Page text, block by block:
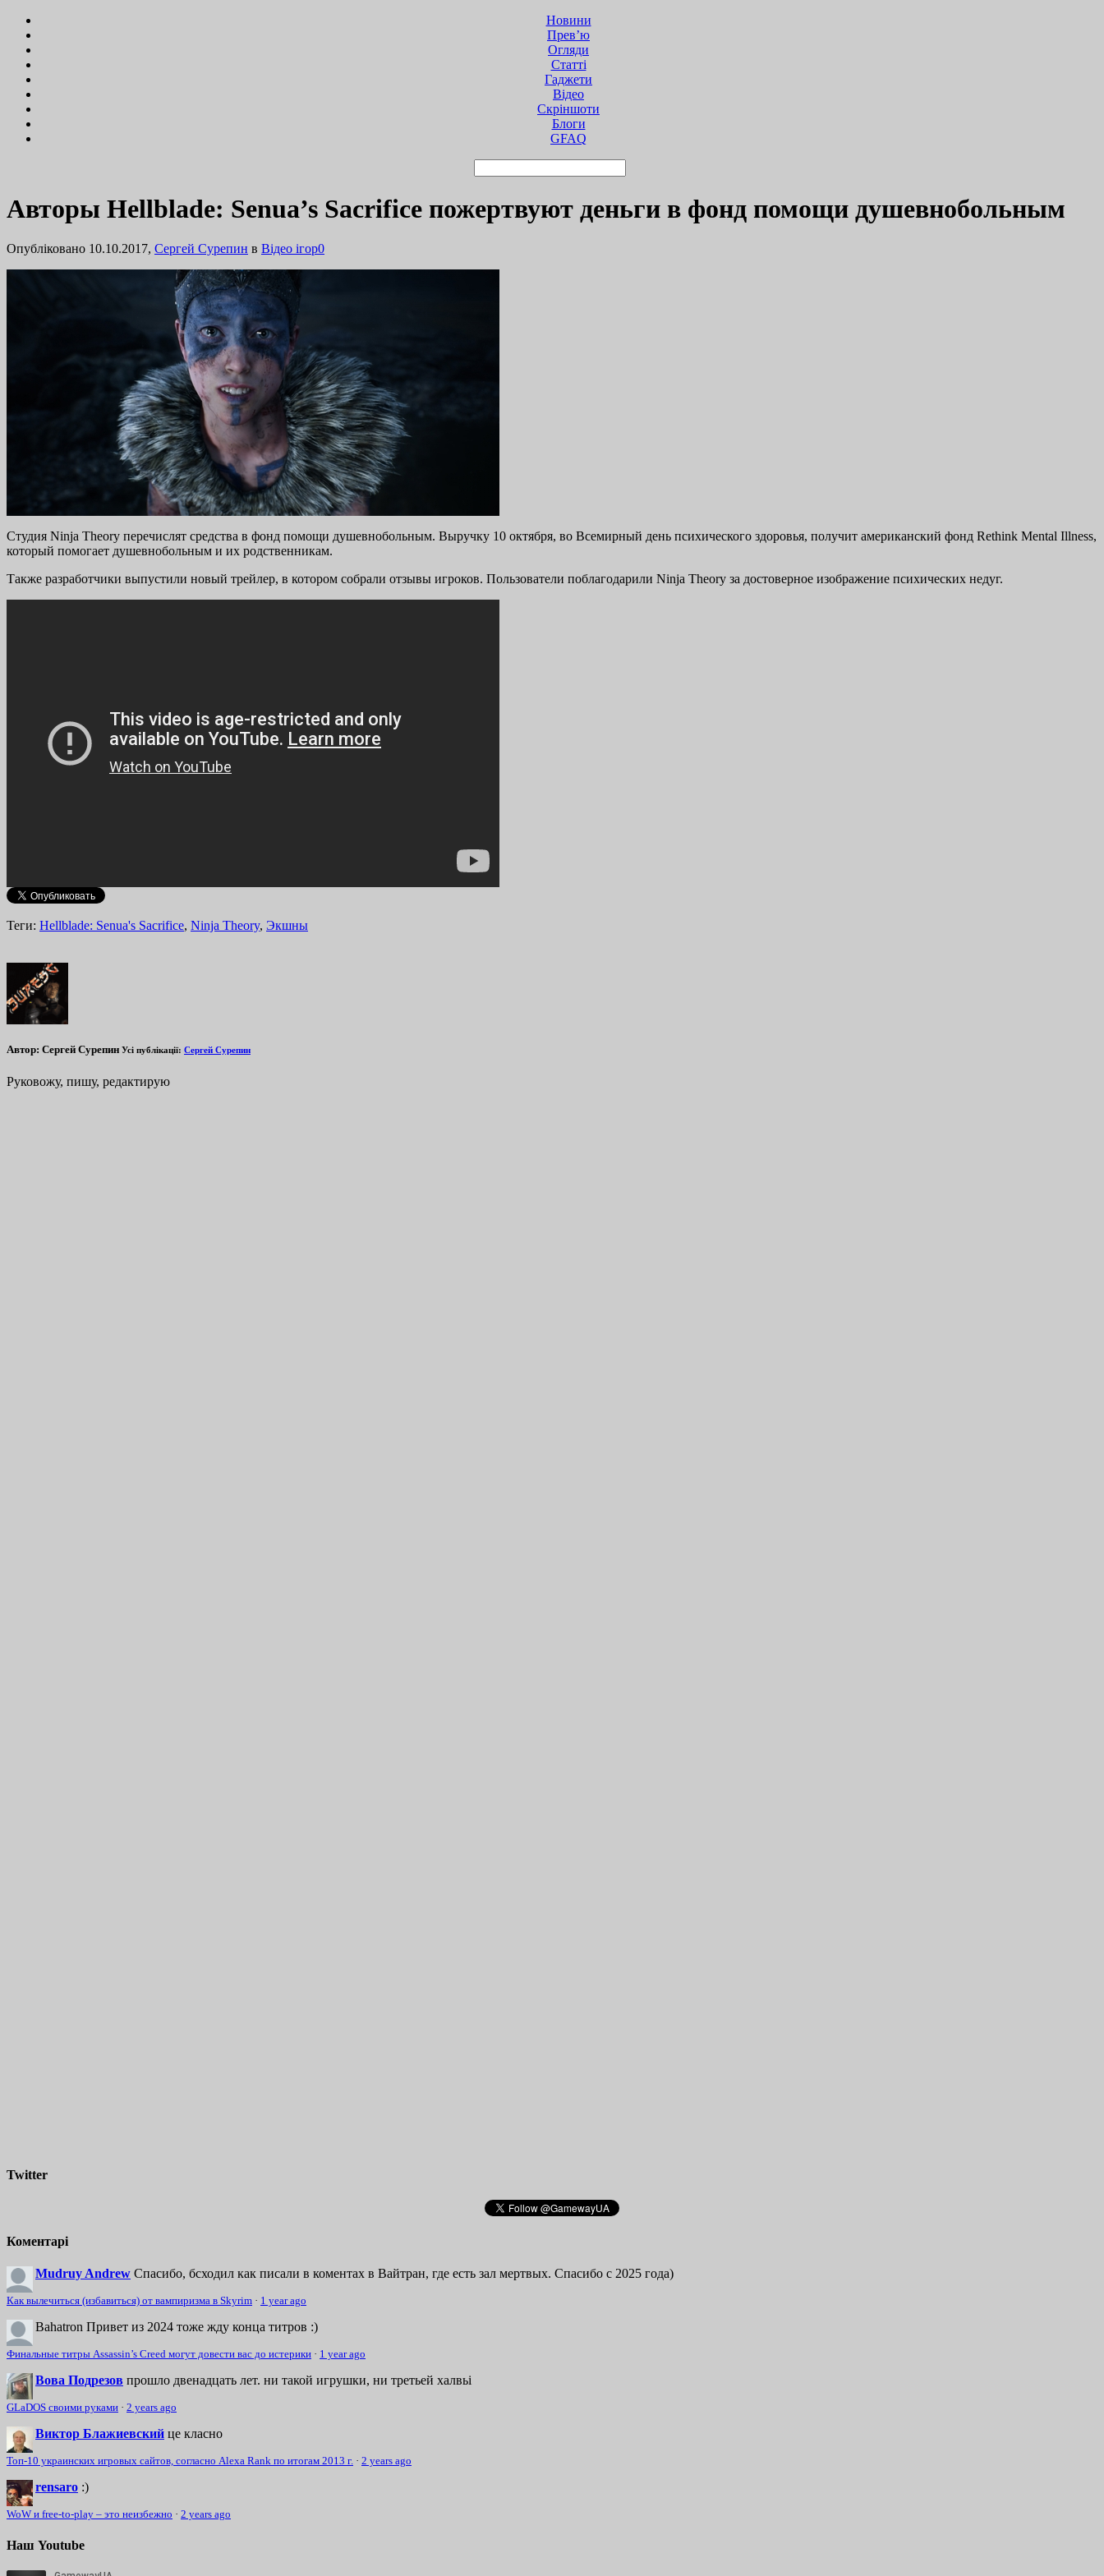
Новини
Прев’ю
Огляди
Статті
Гаджети
Відео
Cкріншоти
Блоги
GFAQ
Авторы Hellblade: Senua’s Sacrifice пожертвуют деньги в фонд помощи душевнобольным
Опубліковано 10.10.2017, Сергей Сурепин в Відео ігор0
Студия Ninja Theory перечислят средства в фонд помощи душевнобольным. Выручку 10 октября, во Всемирный день психического здоровья, получит американский фонд Rethink Mental Illness,
который помогает душевнобольным и их родственникам.
Также разработчики выпустили новый трейлер, в котором собрали отзывы игроков. Пользователи поблагодарили Ninja Theory за достоверное изображение психических недуг.
Теги: Hellblade: Senua's Sacrifice, Ninja Theory, Экшны
Автор: Сергей Сурепин Усі публікації: Сергей Сурепин
Руковожу, пишу, редактирую
Twitter
Коментарі
Mudruy Andrew Спасибо, бсходил как писали в коментах в Вайтран, где есть зал мертвых. Спасибо с 2025 года)
Как вылечиться (избавиться) от вампиризма в Skyrim · 1 year ago
Bahatron Привет из 2024 тоже жду конца титров :)
Финальные титры Assassin’s Creed могут довести вас до истерики · 1 year ago
Вова Подрезов прошло двенадцать лет. ни такой игрушки, ни третьей халвьі
GLaDOS своими руками · 2 years ago
Виктор Блажиевский це класно
Топ-10 украинских игровых сайтов, согласно Alexa Rank по итогам 2013 г. · 2 years ago
rensaro :)
WoW и free-to-play – это неизбежно · 2 years ago
Наш Youtube